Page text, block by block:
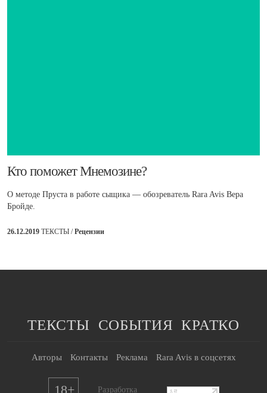
​Кто поможет Мнемозине?
О методе Пруста в работе сыщика — обозреватель Rara Avis Вера
Бройде.
26.12.2019 ТЕКСТЫ /Рецензии
ТЕКСТЫ СОБЫТИЯ КРАТКО
Авторы Контакты Реклама Rara Avis в соцсетях
18+ Разработка